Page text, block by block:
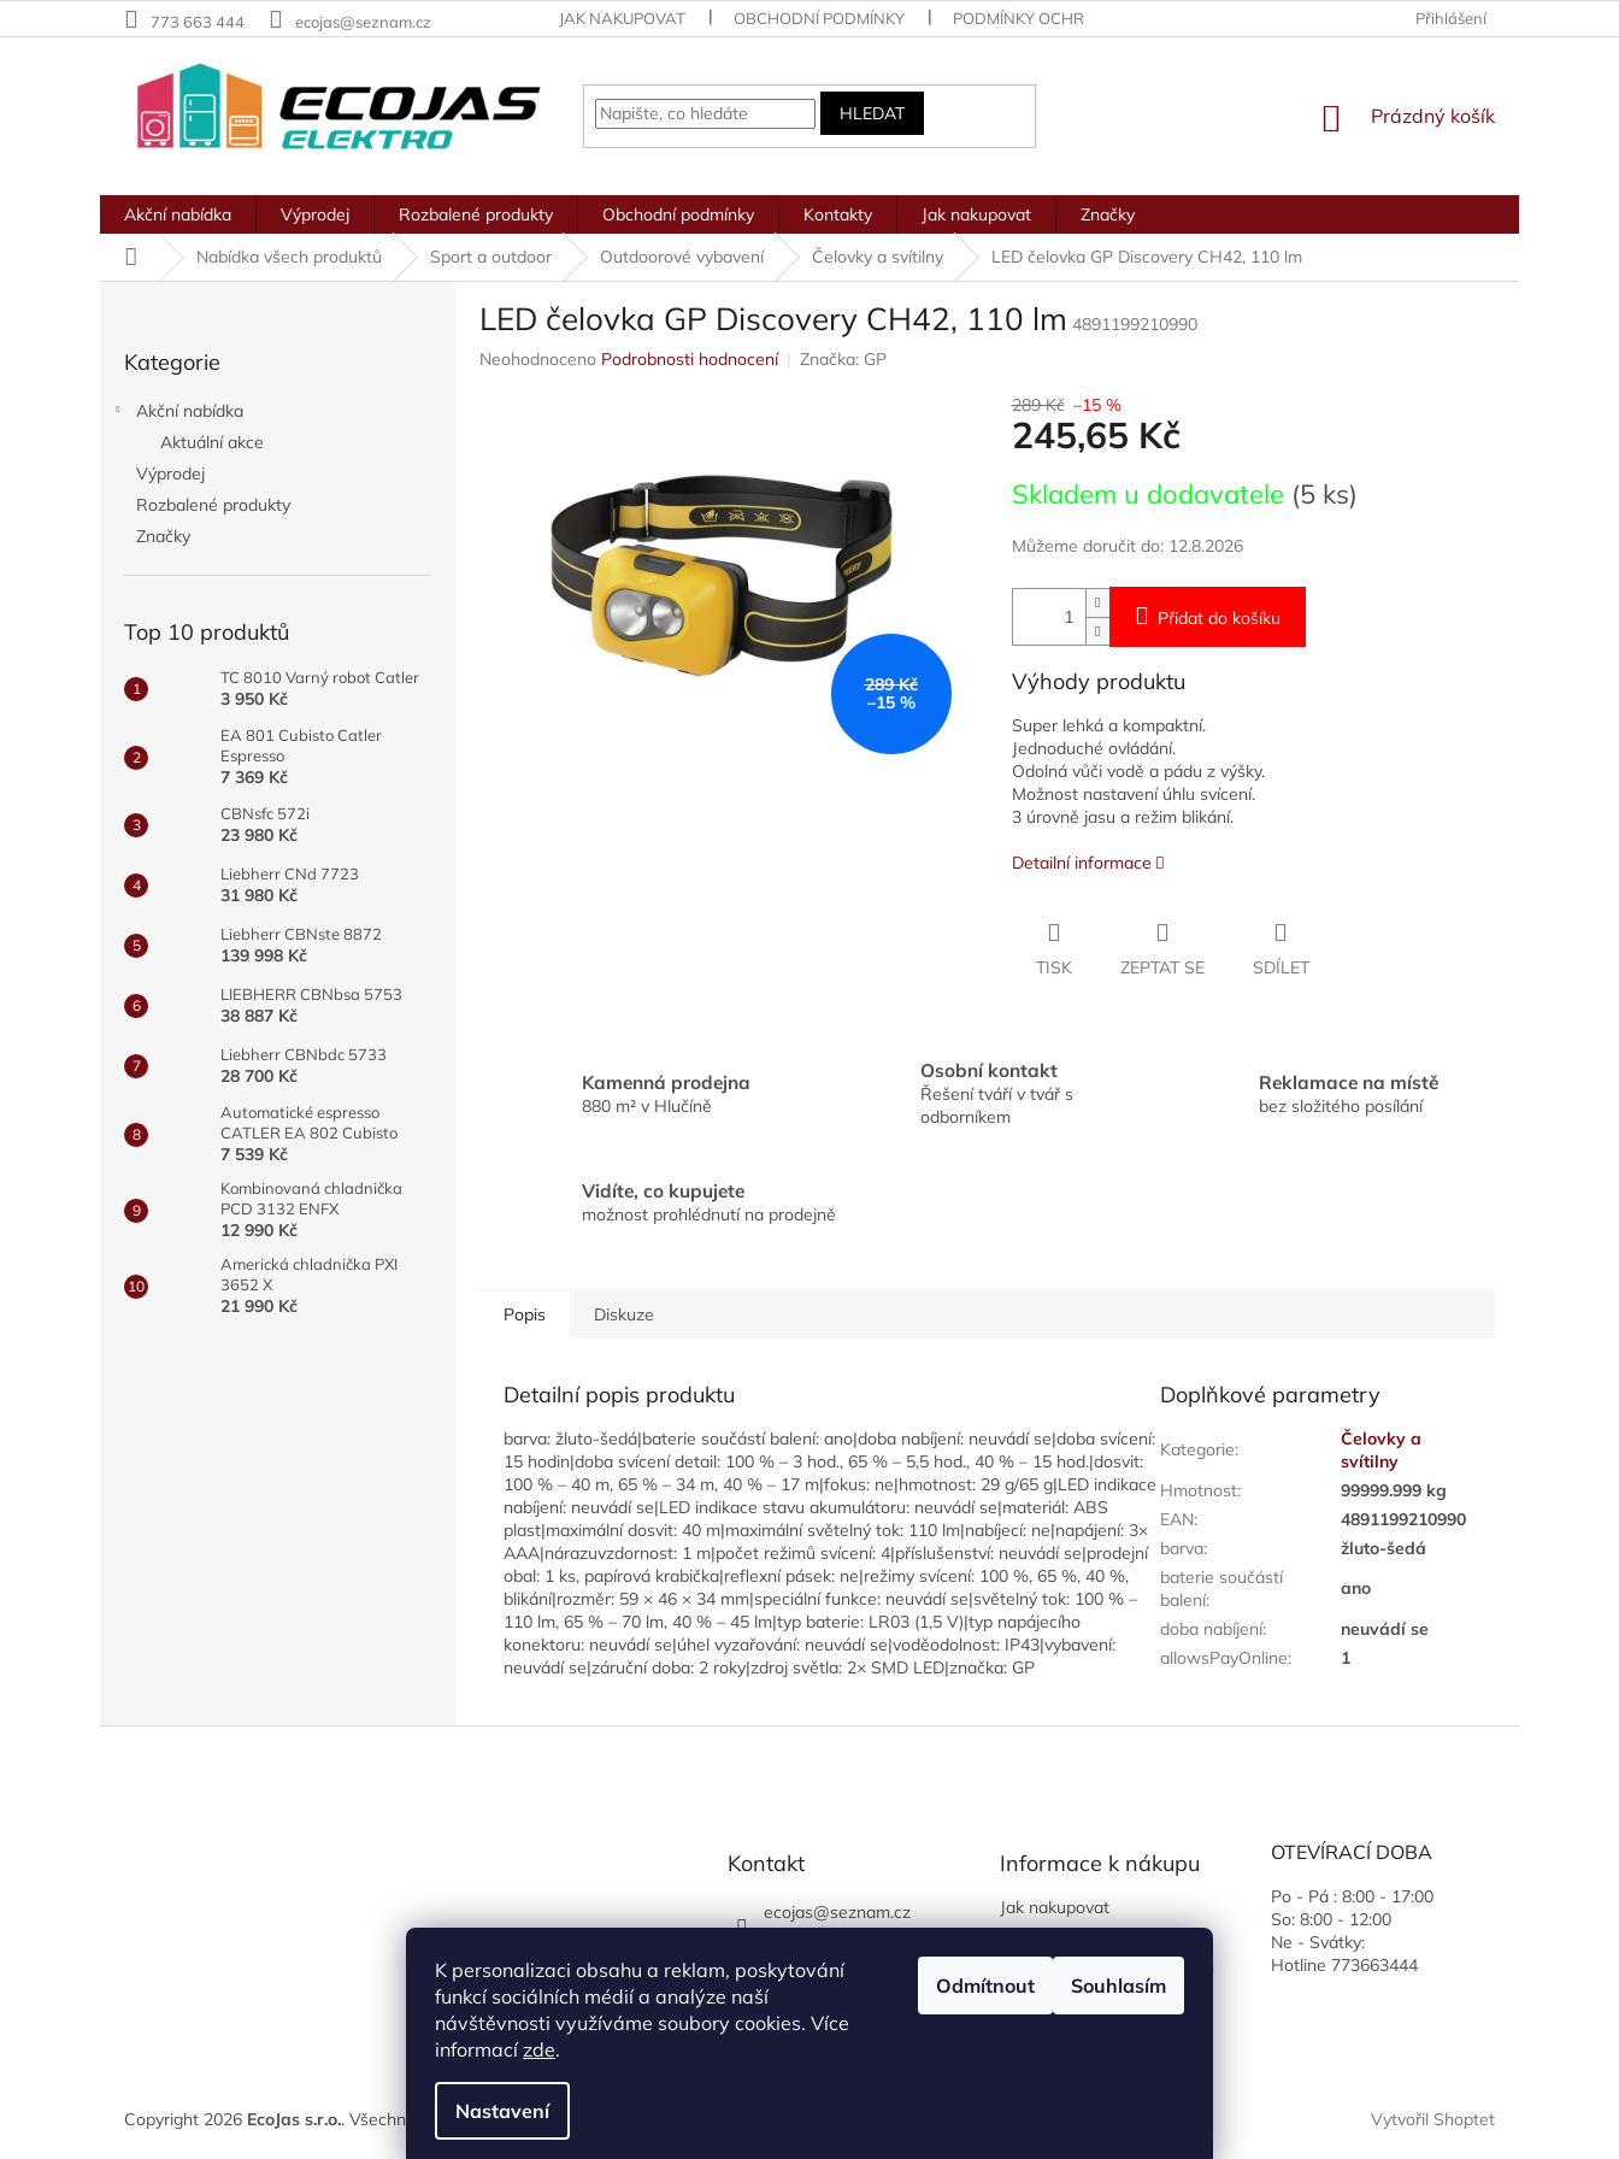
K personalizaci obsahu a reklam, poskytování
funkcí sociálních médií a analýze naší
návštěvnosti využíváme soubory cookies. Více
informacízde.
Nastavení
Odmítnout Souhlasím
na
773 663 444 ecojas@seznam.cz JAK NAKUPOVAT OBCHODNÍ PODMÍNKY PODMÍNKY OCHRANY OSOBNÍCH ÚDAJŮ Přihlášení
HLEDAT
NÁKUPNÍ
Prázdný košík
Akční nabídka Výprodej Rozbalené produkty Obchodní podmínky Kontakty Jak nakupovat
Značky
Domů
Nabídka všech produktů Sport a outdoor Outdoorové vybavení Čelovky a svítilny LED čelovka GP Discovery CH42, 110 lm
kategorie
Kategorie
Akční nabídka
Aktuální akce
Výprodej
Rozbalené produkty
Značky
Top 10 produktů
TC 8010 Varný robot Catler
3 950 Kč
EA 801 Cubisto Catler
Espresso
7 369 Kč
CBNsfc 572i
23 980 Kč
Liebherr CNd 7723
31 980 Kč
Liebherr CBNste 8872
139 998 Kč
LIEBHERR CBNbsa 5753
38 887 Kč
Liebherr CBNbdc 5733
28 700 Kč
Automatické espresso
CATLER EA 802 Cubisto
7 539 Kč
Kombinovaná chladnička
PCD 3132 ENFX
12 990 Kč
Americká chladnička PXI
3652 X
21 990 Kč
LED čelovka GP Discovery CH42, 110 lm 4891199210990
Průměrné
hvězdiček.
Neohodnoceno Podrobnosti hodnocení Značka: GP
289 Kč
–15 %
289 Kč –15 %
245,65 Kč
cena:
Skladem u dodavatele (5 ks)
Můžeme doručit do: 12.8.2026
Přidat do košíku
Výhody produktu
Super lehká a kompaktní.
Jednoduché ovládání.
Odolná vůči vodě a pádu z výšky.
Možnost nastavení úhlu svícení.
3 úrovně jasu a režim blikání.
Detailní informace
TISK ZEPTAT SE SDÍLET
Kamenná prodejna
880 m² v Hlučíně
Osobní kontakt
Řešení tváří v tvář s
odborníkem
Reklamace na místě
bez složitého posílání
Vidíte, co kupujete
možnost prohlédnutí na prodejně
Popis Diskuze
Detailní popis produktu
barva: žluto-šedá|baterie součástí balení: ano|doba nabíjení: neuvádí se|doba svícení:
15 hodin|doba svícení detail: 100 % – 3 hod., 65 % – 5,5 hod., 40 % – 15 hod.|dosvit:
100 % – 40 m, 65 % – 34 m, 40 % – 17 m|fokus: ne|hmotnost: 29 g/65 g|LED indikace
nabíjení: neuvádí se|LED indikace stavu akumulátoru: neuvádí se|materiál: ABS
plast|maximální dosvit: 40 m|maximální světelný tok: 110 lm|nabíjecí: ne|napájení: 3×
AAA|nárazuvzdornost: 1 m|počet režimů svícení: 4|příslušenství: neuvádí se|prodejní
obal: 1 ks, papírová krabička|reflexní pásek: ne|režimy svícení: 100 %, 65 %, 40 %,
blikání|rozměr: 59 × 46 × 34 mm|speciální funkce: neuvádí se|světelný tok: 100 % –
110 lm, 65 % – 70 lm, 40 % – 45 lm|typ baterie: LR03 (1,5 V)|typ napájecího
konektoru: neuvádí se|úhel vyzařování: neuvádí se|voděodolnost: IP43|vybavení:
neuvádí se|záruční doba: 2 roky|zdroj světla: 2× SMD LED|značka: GP
Doplňkové parametry
Kategorie:
Čelovky a
svítilny
Hmotnost:
99999.999 kg
EAN:
4891199210990
barva:
žluto-šedá
baterie součástí
balení:
ano
doba nabíjení:
neuvádí se
allowsPayOnline: 1
Kontakt
ecojas@seznam.cz
730 444 400 (prodejna
+ eshop)
Informace k nákupu
Jak nakupovat
údajů
OTEVÍRACÍ DOBA
Po - Pá : 8:00 - 17:00
So: 8:00 - 12:00
Ne - Svátky:
Hotline 773663444
Vytvořil Shoptet
Copyright 2026 EcoJas s.r.o.. Všechna práva vyhrazena.